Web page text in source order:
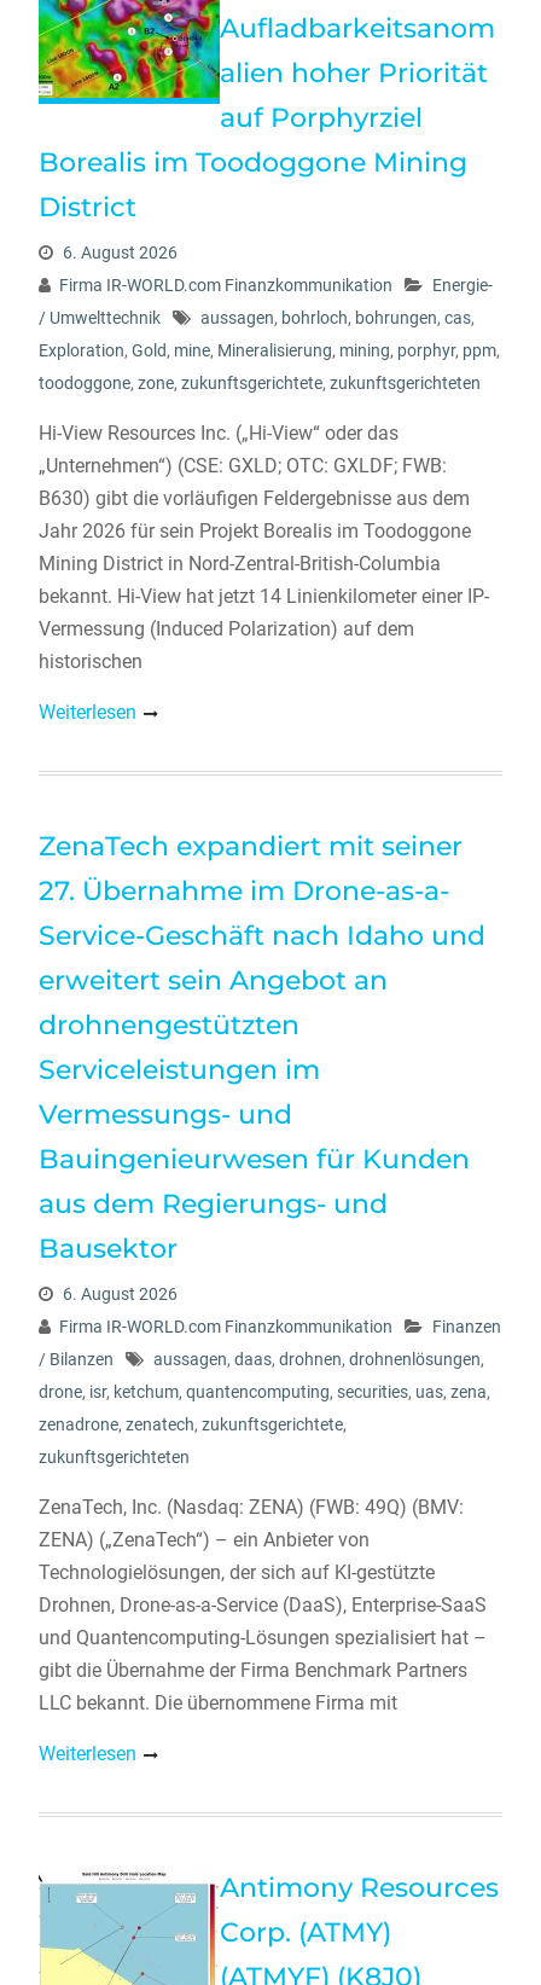
Aufladbarkeitsanom
alien hoher Priorität
auf Porphyrziel
Borealis im Toodoggone Mining
District
6. August 2026
Firma IR-WORLD.com Finanzkommunikation
Energie-
/ Umwelttechnik
aussagen, bohrloch, bohrungen, cas,
Exploration, Gold, mine, Mineralisierung, mining, porphyr, ppm,
toodoggone, zone, zukunftsgerichtete, zukunftsgerichteten
Hi-View Resources Inc. („Hi-View“ oder das
„Unternehmen“) (CSE: GXLD; OTC: GXLDF; FWB:
B630) gibt die vorläufigen Feldergebnisse aus dem
Jahr 2026 für sein Projekt Borealis im Toodoggone
Mining District in Nord-Zentral-British-Columbia
bekannt. Hi-View hat jetzt 14 Linienkilometer einer IP-
Vermessung (Induced Polarization) auf dem
historischen
Weiterlesen
ZenaTech expandiert mit seiner
27. Übernahme im Drone-as-a-
Service-Geschäft nach Idaho und
erweitert sein Angebot an
drohnengestützten
Serviceleistungen im
Vermessungs- und
Bauingenieurwesen für Kunden
aus dem Regierungs- und
Bausektor
6. August 2026
Firma IR-WORLD.com Finanzkommunikation
Finanzen
/ Bilanzen
aussagen, daas, drohnen, drohnenlösungen,
drone, isr, ketchum, quantencomputing, securities, uas, zena,
zenadrone, zenatech, zukunftsgerichtete,
zukunftsgerichteten
ZenaTech, Inc. (Nasdaq: ZENA) (FWB: 49Q) (BMV:
ZENA) („ZenaTech“) – ein Anbieter von
Technologielösungen, der sich auf KI-gestützte
Drohnen, Drone-as-a-Service (DaaS), Enterprise-SaaS
und Quantencomputing-Lösungen spezialisiert hat –
gibt die Übernahme der Firma Benchmark Partners
LLC bekannt. Die übernommene Firma mit
Weiterlesen
Antimony Resources
Corp. (ATMY)
(ATMYF) (K8J0)